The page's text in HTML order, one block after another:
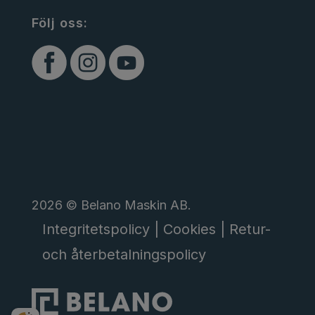
Följ oss:
2026 © Belano Maskin AB.
Integritetspolicy | Cookies | Retur-
och återbetalningspolicy